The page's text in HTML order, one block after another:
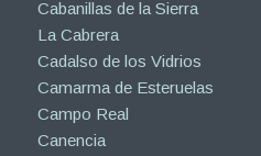
Cabanillas de la Sierra
La Cabrera
Cadalso de los Vidrios
Camarma de Esteruelas
Campo Real
Canencia